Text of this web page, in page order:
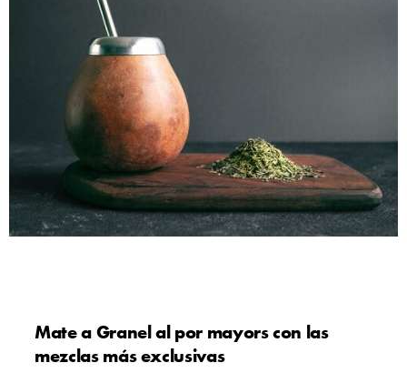
Mate a Granel al por mayors con las
mezclas más exclusivas